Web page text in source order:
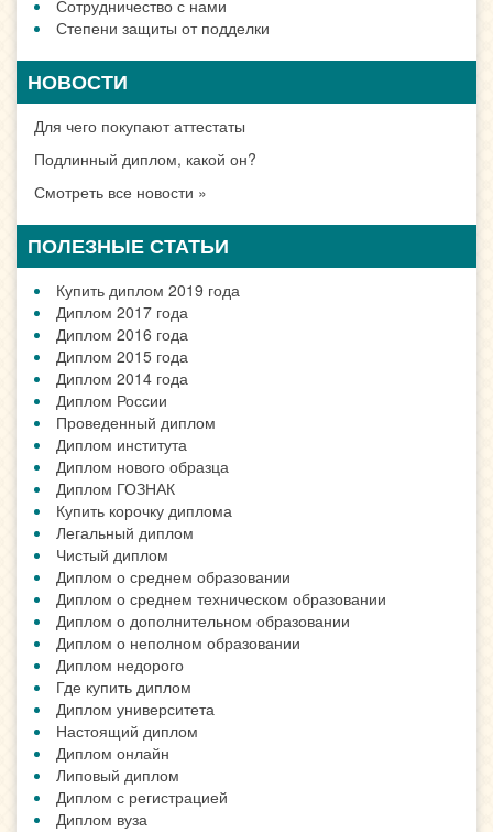
Сотрудничество с нами
Степени защиты от подделки
НОВОСТИ
Для чего покупают аттестаты
Подлинный диплом, какой он?
Смотреть все новости »
ПОЛЕЗНЫЕ СТАТЬИ
Купить диплом 2019 года
Диплом 2017 года
Диплом 2016 года
Диплом 2015 года
Диплом 2014 года
Диплом России
Проведенный диплом
Диплом института
Диплом нового образца
Диплом ГОЗНАК
Купить корочку диплома
Легальный диплом
Чистый диплом
Диплом о среднем образовании
Диплом о среднем техническом образовании
Диплом о дополнительном образовании
Диплом о неполном образовании
Диплом недорого
Где купить диплом
Диплом университета
Настоящий диплом
Диплом онлайн
Липовый диплом
Диплом с регистрацией
Диплом вуза